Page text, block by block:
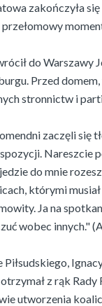
zakończyła
do Warszawy
Przed
stronnictw i
zaczęli się
Nareszcie
do mnie
którymi
Ja na
wobec innych."
z rąk
utworzenia